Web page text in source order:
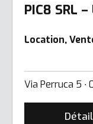
PIC8 SRL –
Location,
Via Perruca 5 ∙